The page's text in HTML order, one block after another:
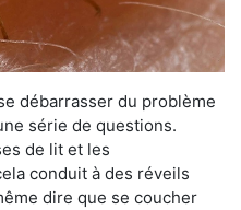
débarrasser du problème
série de questions.
de lit et les
conduit à des réveils
dire que se coucher